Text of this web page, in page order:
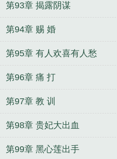
第93章 揭露阴谋
第94章 赐 婚
第95章 有人欢喜有人愁
第96章 痛 打
第97章 教 训
第98章 贵妃大出血
第99章 黑心莲出手